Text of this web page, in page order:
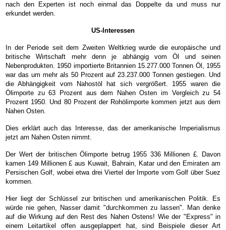
nach den Experten ist noch einmal das Doppelte da und muss nur
erkundet werden.
US-Interessen
In der Periode seit dem Zweiten Weltkrieg wurde die europäische und
britische Wirtschaft mehr denn je abhängig vom Öl und seinen
Nebenprodukten. 1950 importierte Britannien 15.277.000 Tonnen Öl, 1955
war das um mehr als 50 Prozent auf 23.237.000 Tonnen gestiegen. Und
die Abhängigkeit vom Nahostöl hat sich vergrößert. 1955 waren die
Ölimporte zu 63 Prozent aus dem Nahen Osten im Vergleich zu 54
Prozent 1950. Und 80 Prozent der Rohölimporte kommen jetzt aus dem
Nahen Osten.
Dies erklärt auch das Interesse, das der amerikanische Imperialismus
jetzt am Nahen Osten nimmt.
Der Wert der britischen Ölimporte betrug 1955 336 Millionen £. Davon
kamen 149 Millionen £ aus Kuwait, Bahrain, Katar und den Emiraten am
Persischen Golf, wobei etwa drei Viertel der Importe vom Golf über Suez
kommen.
Hier liegt der Schlüssel zur britischen und amerikanischen Politik. Es
würde nie gehen, Nasser damit "durchkommen zu lassen". Man denke
auf die Wirkung auf den Rest des Nahen Ostens! Wie der "Express" in
einem Leitartikel offen ausgeplappert hat, sind Beispiele dieser Art